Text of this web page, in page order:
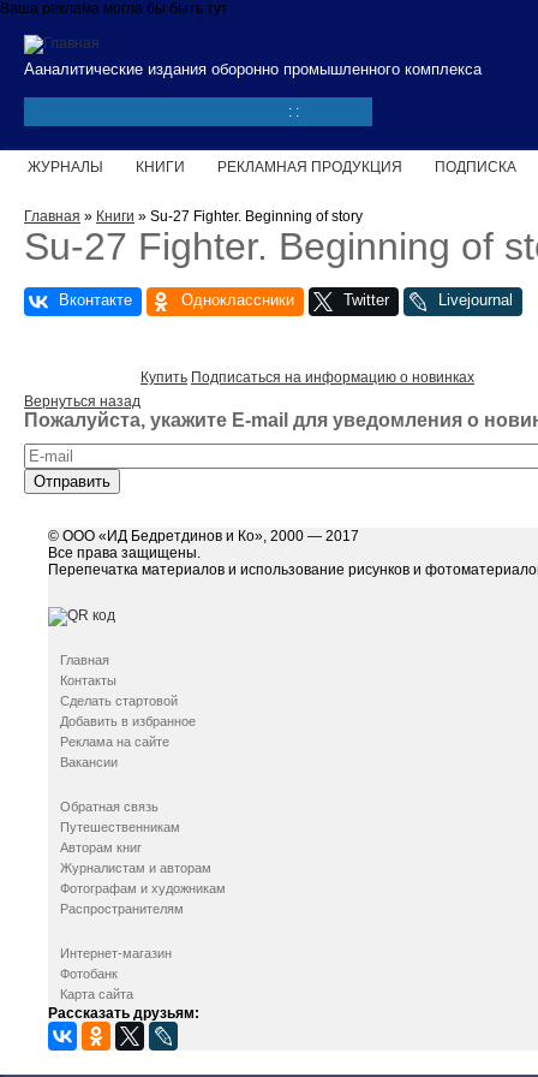
Перейти к основному содержанию
Ваша реклама могла бы быть тут
Ааналитические издания оборонно промышленного комплекса
: :
ЖУРНАЛЫ КНИГИ РЕКЛАМНАЯ ПРОДУКЦИЯ ПОДПИСКА
Вы здесь
Главная » Книги » Su-27 Fighter. Beginning of story
Su-27 Fighter. Beginning of
Купить Подписаться на информацию о новинках
Вернуться назад
Пожалуйста, укажите E-mail для уведомления о
E-mail*
© ООО «ИД Бедретдинов и Ко», 2000 — 2017
Все права защищены.
Перепечатка материалов и использование рисунков и
Главная
Контакты
Сделать стартовой
Добавить в избранное
Реклама на сайте
Вакансии
Обратная связь
Путешественникам
Авторам книг
Журналистам и авторам
Фотографам и художникам
Распространителям
Интернет-магазин
Фотобанк
Карта сайта
Рассказать друзьям: